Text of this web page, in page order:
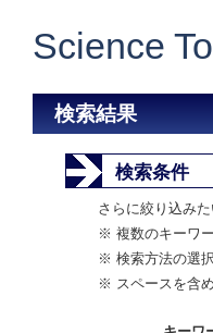
Science
検索結果
検索条件
さらに絞り込み
※ 複数のキーワ
※ 検索方法の選
※ スペースを含